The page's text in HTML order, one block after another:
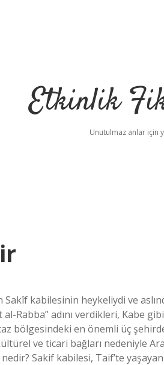
Etkinlik
Unutulmaz anlar için
kabilesinin heykeliydi ve
al-Rabba” adını verdikleri, Kabe
bölgesindeki en önemli üç
ve ticari bağları nedeniyle
Sakif kabilesi, Taif’te